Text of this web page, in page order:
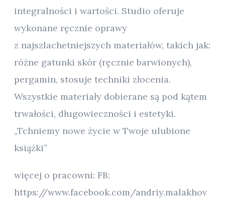
integralności i wartości. Studio oferuje
wykonane ręcznie oprawy
z najszlachetniejszych materiałów, takich jak:
różne gatunki skór (ręcznie barwionych),
pergamin, stosuje techniki złocenia.
Wszystkie materiały dobierane są pod kątem
trwałości, długowieczności i estetyki.
„Tchniemy nowe życie w Twoje ulubione
książki”
więcej o pracowni: FB:
https://www.facebook.com/andriy.malakhov